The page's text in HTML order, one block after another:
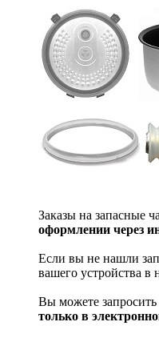
Заказы на запасные
оформлении через
Если вы не нашли
вашего устройства в
Вы можете
только в